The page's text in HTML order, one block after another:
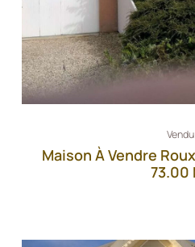
Vendu
Maison À Vendre
73.00